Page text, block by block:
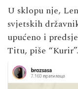
U sklopu nje,
svjetskih
upućeno i
Titu, piše “Kurir”.